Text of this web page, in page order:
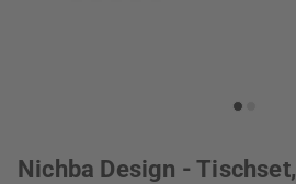
Nichba Design -